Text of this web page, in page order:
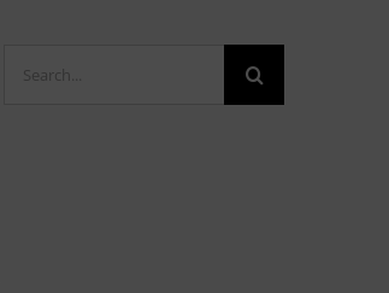
for: